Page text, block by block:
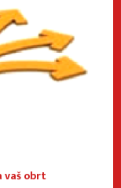
vaš obrt